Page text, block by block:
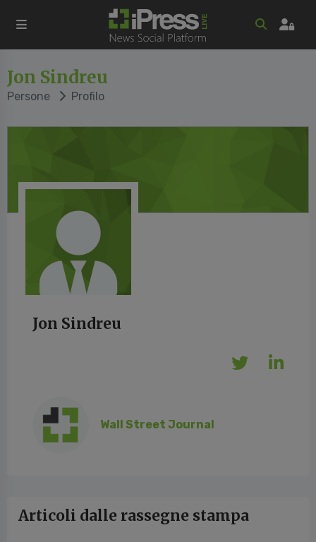
Jon Sindreu
Persone Profilo
Jon Sindreu
Wall Street Journal
Articoli dalle rassegne stampa